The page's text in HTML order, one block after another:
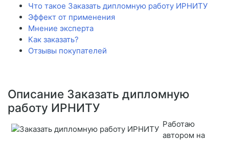
Что такое Заказать дипломную работу ИРНИТУ
Эффект от применения
Мнение эксперта
Как заказать?
Отзывы покупателей
Описание Заказать дипломную
работу ИРНИТУ
Работаю
автором на